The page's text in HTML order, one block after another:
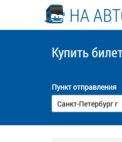
НА
Купить
Пункт отправления